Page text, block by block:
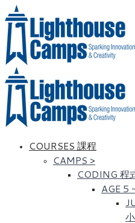
COURSES 課程
CAMPS >
CODING 程
AGE 5